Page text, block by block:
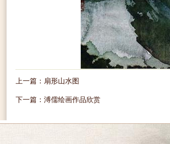
上一篇： 扇形山水图
下一篇： 溥儒绘画作品欣赏